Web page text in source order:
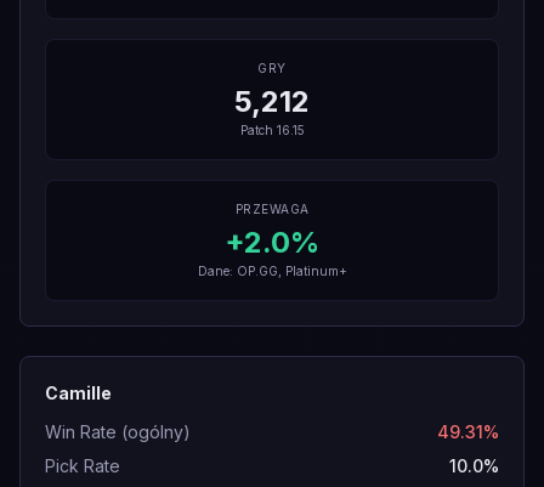
GRY
5,212
Patch 16.15
PRZEWAGA
+2.0%
Dane: OP.GG, Platinum+
Camille
Win Rate (ogólny)
49.31%
Pick Rate
10.0%